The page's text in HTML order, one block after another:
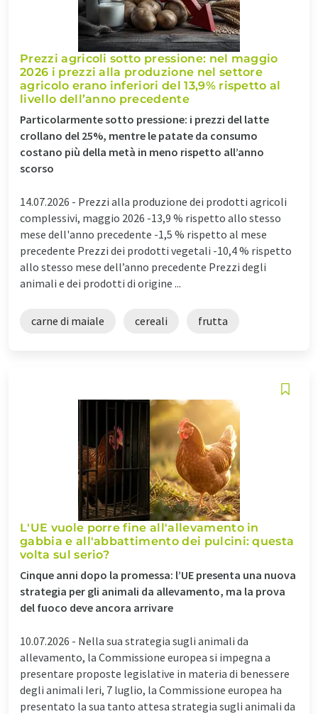
Prezzi agricoli sotto pressione: nel maggio
2026 i prezzi alla produzione nel settore
agricolo erano inferiori del 13,9% rispetto al
livello dell’anno precedente
Particolarmente sotto pressione: i prezzi del latte
crollano del 25%, mentre le patate da consumo
costano più della metà in meno rispetto all’anno
scorso
14.07.2026 - Prezzi alla produzione dei prodotti agricoli
complessivi, maggio 2026 -13,9 % rispetto allo stesso
mese dell'anno precedente -1,5 % rispetto al mese
precedente Prezzi dei prodotti vegetali -10,4 % rispetto
allo stesso mese dell’anno precedente Prezzi degli
animali e dei prodotti di origine ...
carne di maiale cereali frutta
L'UE vuole porre fine all'allevamento in
gabbia e all'abbattimento dei pulcini: questa
volta sul serio?
Cinque anni dopo la promessa: l’UE presenta una nuova
strategia per gli animali da allevamento, ma la prova
del fuoco deve ancora arrivare
10.07.2026 - Nella sua strategia sugli animali da
allevamento, la Commissione europea si impegna a
presentare proposte legislative in materia di benessere
degli animali Ieri, 7 luglio, la Commissione europea ha
presentato la sua tanto attesa strategia sugli animali da